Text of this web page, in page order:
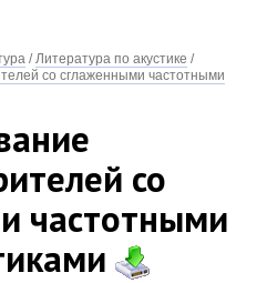
/ Литература по акустике /
со сглаженными частотными
со
частотными